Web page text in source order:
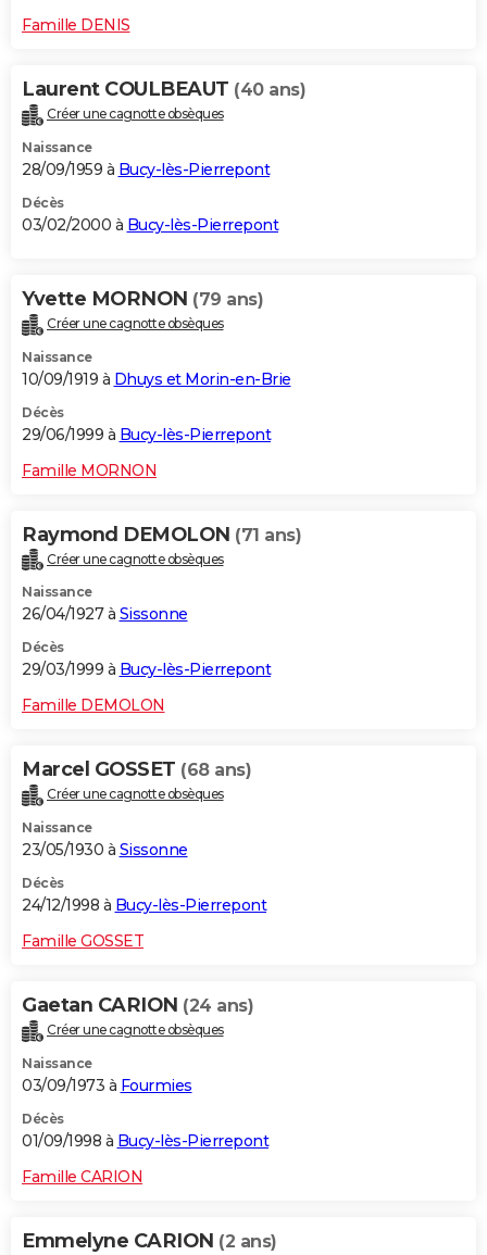
Famille DENIS
Laurent COULBEAUT (40 ans)
Créer une cagnotte obsèques
Naissance
28/09/1959 à Bucy-lès-Pierrepont
Décès
03/02/2000 à Bucy-lès-Pierrepont
Yvette MORNON (79 ans)
Créer une cagnotte obsèques
Naissance
10/09/1919 à Dhuys et Morin-en-Brie
Décès
29/06/1999 à Bucy-lès-Pierrepont
Famille MORNON
Raymond DEMOLON (71 ans)
Créer une cagnotte obsèques
Naissance
26/04/1927 à Sissonne
Décès
29/03/1999 à Bucy-lès-Pierrepont
Famille DEMOLON
Marcel GOSSET (68 ans)
Créer une cagnotte obsèques
Naissance
23/05/1930 à Sissonne
Décès
24/12/1998 à Bucy-lès-Pierrepont
Famille GOSSET
Gaetan CARION (24 ans)
Créer une cagnotte obsèques
Naissance
03/09/1973 à Fourmies
Décès
01/09/1998 à Bucy-lès-Pierrepont
Famille CARION
Emmelyne CARION (2 ans)